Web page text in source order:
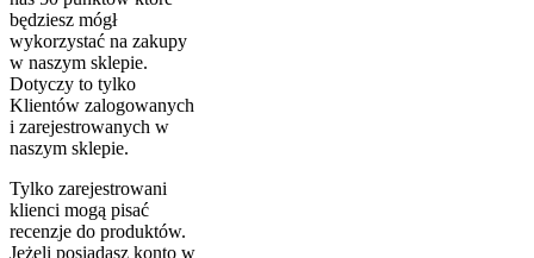
będziesz mógł
wykorzystać na zakupy
w naszym sklepie.
Dotyczy to tylko
Klientów zalogowanych
i zarejestrowanych w
naszym sklepie.
Tylko zarejestrowani
klienci mogą pisać
recenzje do produktów.
Jeżeli posiadasz konto w